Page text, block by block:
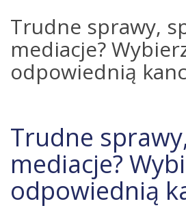
Trudne sprawy,
mediacje?
odpowiednią
Trudne
mediacje?
odpowiednią